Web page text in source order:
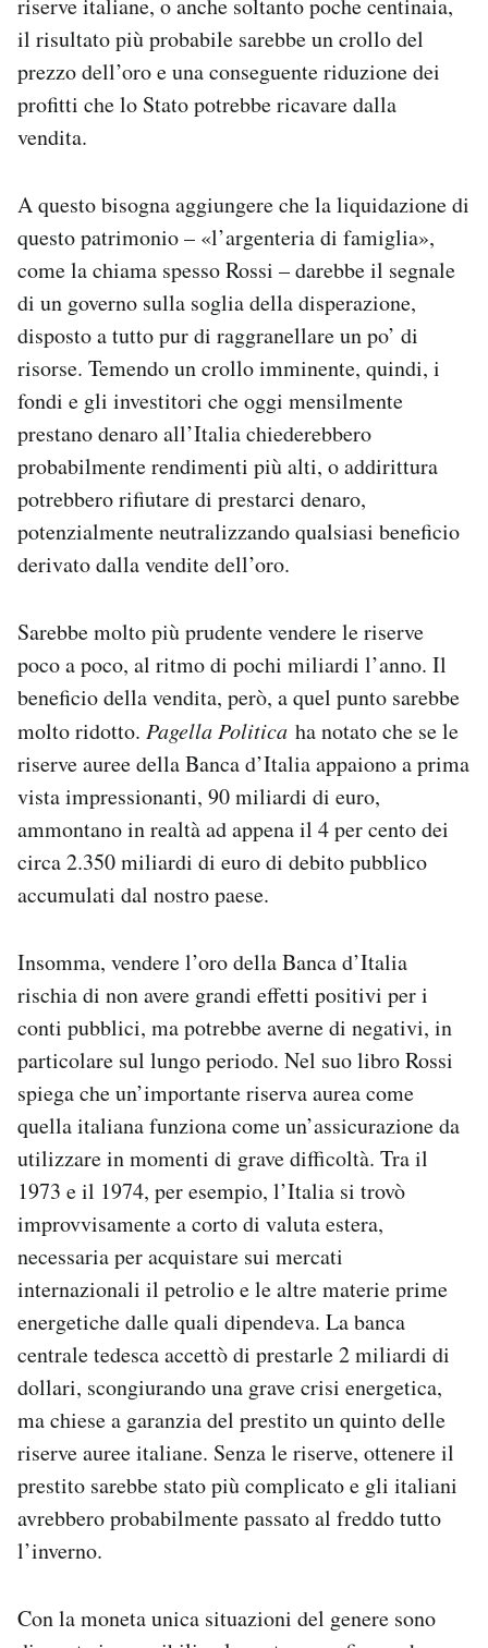
riserve italiane, o anche soltanto poche centinaia,
il risultato più probabile sarebbe un crollo del
prezzo dell’oro e una conseguente riduzione dei
profitti che lo Stato potrebbe ricavare dalla
vendita.
A questo bisogna aggiungere che la liquidazione di
questo patrimonio – «l’argenteria di famiglia»,
come la chiama spesso Rossi – darebbe il segnale
di un governo sulla soglia della disperazione,
disposto a tutto pur di raggranellare un po’ di
risorse. Temendo un crollo imminente, quindi, i
fondi e gli investitori che oggi mensilmente
prestano denaro all’Italia chiederebbero
probabilmente rendimenti più alti, o addirittura
potrebbero rifiutare di prestarci denaro,
potenzialmente neutralizzando qualsiasi beneficio
derivato dalla vendite dell’oro.
Sarebbe molto più prudente vendere le riserve
poco a poco, al ritmo di pochi miliardi l’anno. Il
beneficio della vendita, però, a quel punto sarebbe
molto ridotto. Pagella Politica ha notato che se le
riserve auree della Banca d’Italia appaiono a prima
vista impressionanti, 90 miliardi di euro,
ammontano in realtà ad appena il 4 per cento dei
circa 2.350 miliardi di euro di debito pubblico
accumulati dal nostro paese.
Insomma, vendere l’oro della Banca d’Italia
rischia di non avere grandi effetti positivi per i
conti pubblici, ma potrebbe averne di negativi, in
particolare sul lungo periodo. Nel suo libro Rossi
spiega che un’importante riserva aurea come
quella italiana funziona come un’assicurazione da
utilizzare in momenti di grave difficoltà. Tra il
1973 e il 1974, per esempio, l’Italia si trovò
improvvisamente a corto di valuta estera,
necessaria per acquistare sui mercati
internazionali il petrolio e le altre materie prime
energetiche dalle quali dipendeva. La banca
centrale tedesca accettò di prestarle 2 miliardi di
dollari, scongiurando una grave crisi energetica,
ma chiese a garanzia del prestito un quinto delle
riserve auree italiane. Senza le riserve, ottenere il
prestito sarebbe stato più complicato e gli italiani
avrebbero probabilmente passato al freddo tutto
l’inverno.
Con la moneta unica situazioni del genere sono